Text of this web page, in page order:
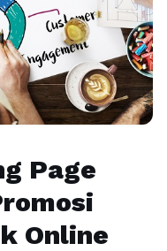
Page
Online